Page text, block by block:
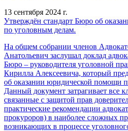
13 сентября 2024 г.
Утверждён стандарт Бюро об
по уголовным делам.
На общем собрании членов
Анатольевич заслушал доклад
Бюро – руководителя уголовной
Кирилла Алексеевича, который
об оказании юридической помощи
Данный документ затрагивает все
связанные с защитой прав
практические рекомендации
прокуроров) в наиболее сложных
возникающих в процессе